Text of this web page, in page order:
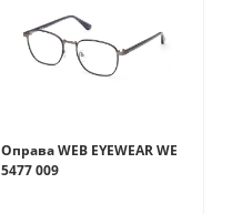
Оправа WEB EYEWEAR WE
5477 009